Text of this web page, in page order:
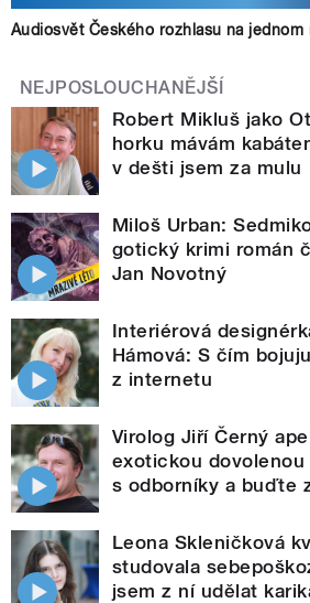
Audiosvět Českého rozhlasu na jednom
NEJPOSLOUCHANĚJŠÍ
Robert Mikluš jako
horku mávám
v dešti jsem za mulu
Miloš Urban:
gotický krimi román
Jan Novotný
Interiérová
Hámová: S čím
z internetu
Virolog Jiří Černý
exotickou
s odborníky a buďte
Leona Skleničková
studovala
jsem z ní udělat